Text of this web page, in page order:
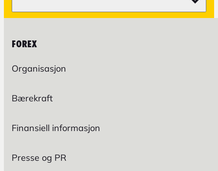
FOREX
Organisasjon
Bærekraft
Finansiell informasjon
Presse og PR